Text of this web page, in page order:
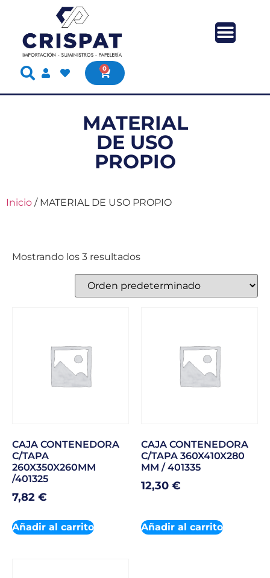
0
MATERIAL
DE USO
PROPIO
Inicio / MATERIAL DE USO PROPIO
Mostrando los 3 resultados
CAJA CONTENEDORA
C/TAPA
260X350X260MM
/401325
7,82 €
Añadir al carrito
CAJA CONTENEDORA
C/TAPA 360X410X280
MM / 401335
12,30 €
Añadir al carrito